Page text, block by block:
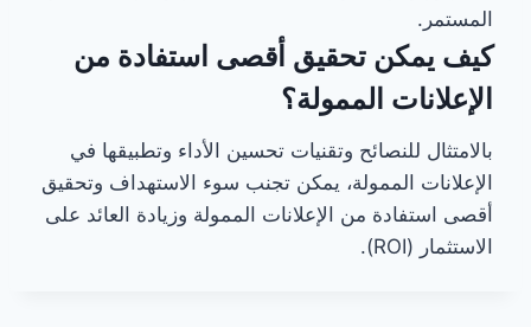
المستمر.
كيف يمكن تحقيق أقصى استفادة من
الإعلانات الممولة؟
بالامتثال للنصائح وتقنيات تحسين الأداء وتطبيقها في
الإعلانات الممولة، يمكن تجنب سوء الاستهداف وتحقيق
أقصى استفادة من الإعلانات الممولة وزيادة العائد على
الاستثمار (ROI).